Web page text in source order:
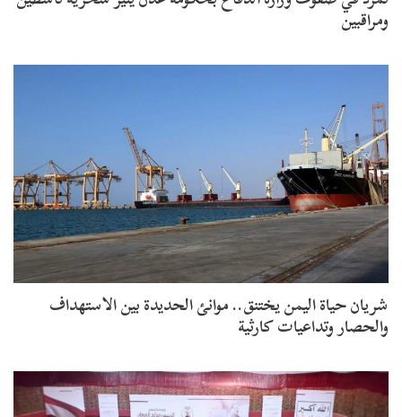
ومراقبين
شريان حياة اليمن يختنق.. موانئ الحديدة بين الاستهداف
والحصار وتداعيات كارثية